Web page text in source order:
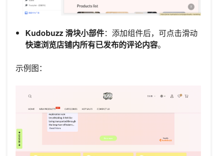
Kudobuzz 滑块小部件：添加组件后，可点击滑动
快速浏览店铺内所有已发布的评论内容。
示例图：